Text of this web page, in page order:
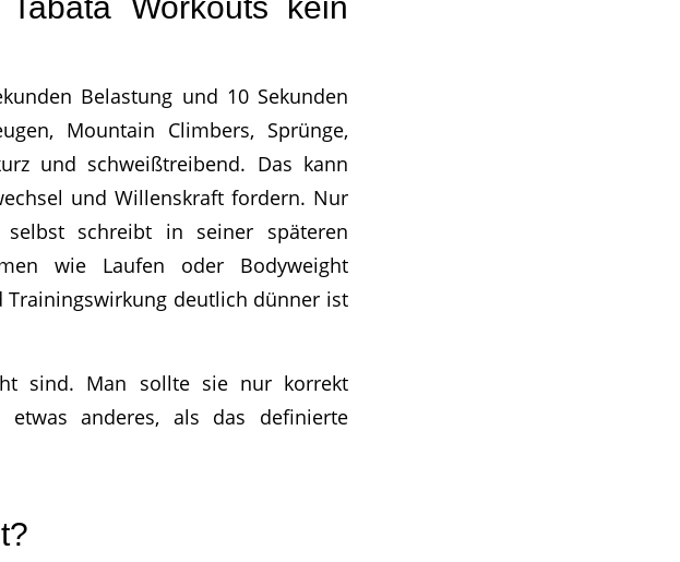
Workouts kein
Belastung und 10 Sekunden
Mountain Climbers, Sprünge,
und schweißtreibend. Das kann
und Willenskraft fordern. Nur
schreibt in seiner späteren
wie Laufen oder Bodyweight
deutlich dünner ist
sind. Man sollte sie nur korrekt
anderes, als das definierte